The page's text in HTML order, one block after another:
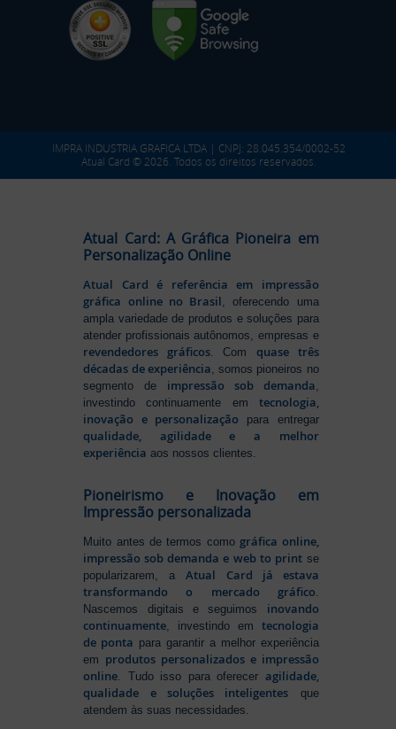
IMPRA INDUSTRIA GRAFICA LTDA | CNPJ: 28.045.354/0002-52
Atual Card © 2026. Todos os direitos reservados.
Atual Card: A Gráfica Pioneira em
Personalização Online
Atual Card é referência em impressão
gráfica online no Brasil , oferecendo uma
ampla variedade de produtos e soluções para
atender profissionais autônomos, empresas e
revendedores gráficos. Comquase três
décadas de experiência , somos pioneiros no
segmento de impressão sob demanda
investindo continuamente em tecnologia,
inovação e personalização para entregar
qualidade, agilidade e a melhor
experiência aos nossos clientes.
Pioneirismo e Inovação em
Impressão personalizada
Muito antes de termos como gráfica online,
impressão sob demanda e web to printse
popularizarem, aAtual Card já estava
transformando o mercado gráfico.
Nascemos digitais e seguimos inovando
continuamente, investindo em tecnologia
de ponta para garantir a melhor experiência
em produtos personalizados e impressão
online. Tudo isso para oferecer agilidade,
qualidade e soluções inteligentes que
atendem às suas necessidades.